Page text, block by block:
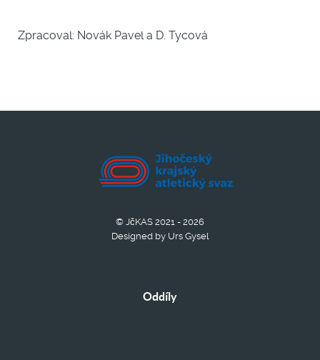
Zpracoval: Novák Pavel a D. Tycová
© JčKAS 2021 - 2026
Designed by Urs Gysel
Oddíly